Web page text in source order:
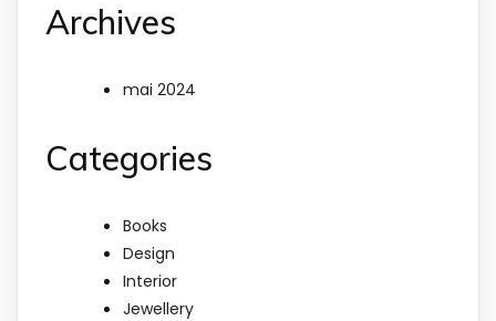
Archives
mai 2024
Categories
Books
Design
Interior
Jewellery